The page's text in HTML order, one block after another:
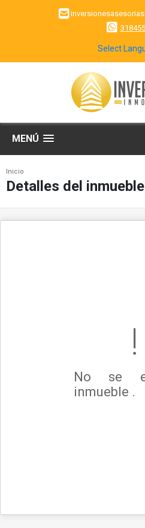
Select
MENÚ
Inicio
Detalles del inmueble
No se
inmueble .